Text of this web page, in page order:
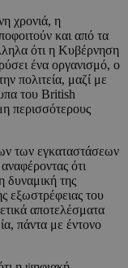
χρονιά, η
και από τα
ότι η Κυβέρνηση
ένα οργανισμό, ο
πολιτεία, μαζί με
του British
περισσότερους
των εγκαταστάσεων
ότι
δυναμική της
εξωστρέφειας του
αποτελέσματα
πάντα με έντονο